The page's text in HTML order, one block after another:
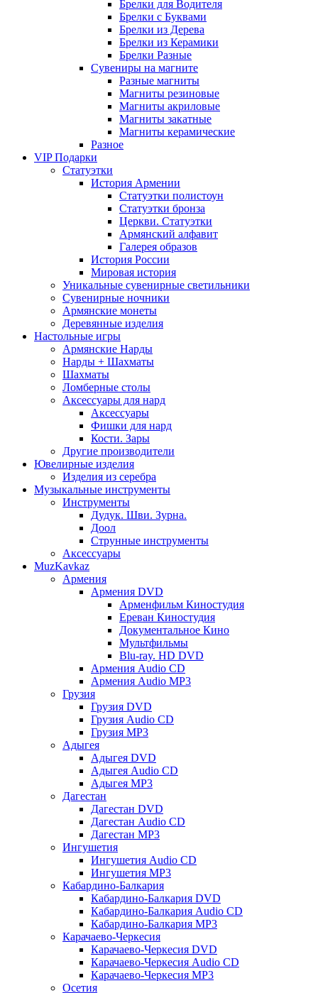
Брелки для Водителя
Брелки с Буквами
Брелки из Дерева
Брелки из Керамики
Брелки Разные
Сувениры на магните
Разные магниты
Магниты резиновые
Магниты акриловые
Магниты закатные
Магниты керамические
Разное
VIP Подарки
Статуэтки
История Армении
Статуэтки полистоун
Статуэтки бронза
Церкви. Статуэтки
Армянский алфавит
Галерея образов
История России
Мировая история
Уникальные сувенирные светильники
Сувенирные ночники
Армянские монеты
Деревянные изделия
Настольные игры
Армянские Нарды
Нарды + Шахматы
Шахматы
Ломберные столы
Аксессуары для нард
Аксессуары
Фишки для нард
Кости. Зары
Другие производители
Ювелирные изделия
Изделия из серебра
Музыкальные инструменты
Инструменты
Дудук. Шви. Зурна.
Доол
Струнные инструменты
Аксессуары
MuzKavkaz
Армения
Армения DVD
Арменфильм Киностудия
Ереван Киностудия
Документальное Кино
Мультфильмы
Blu-ray. HD DVD
Армения Audio CD
Армения Audio MP3
Грузия
Грузия DVD
Грузия Audio CD
Грузия MP3
Адыгея
Адыгея DVD
Адыгея Audio CD
Адыгея MP3
Дагестан
Дагестан DVD
Дагестан Audio CD
Дагестан MP3
Ингушетия
Ингушетия Audio CD
Ингушетия MP3
Кабардино-Балкария
Кабардино-Балкария DVD
Кабардино-Балкария Audio CD
Кабардино-Балкария MP3
Карачаево-Черкесия
Карачаево-Черкесия DVD
Карачаево-Черкесия Audio CD
Карачаево-Черкесия MP3
Осетия